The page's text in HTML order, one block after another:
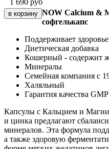
NOW Calcium &
софгелькапс
Поддерживает здоровье
Диетическая добавка
Кошерный - содержит
Минералы
Семейная компания с
Халяльный
Гарантия качества GMP
Капсулы с Кальцием и
и цинка предлагают
минералов. Эта формула
а также здоровую